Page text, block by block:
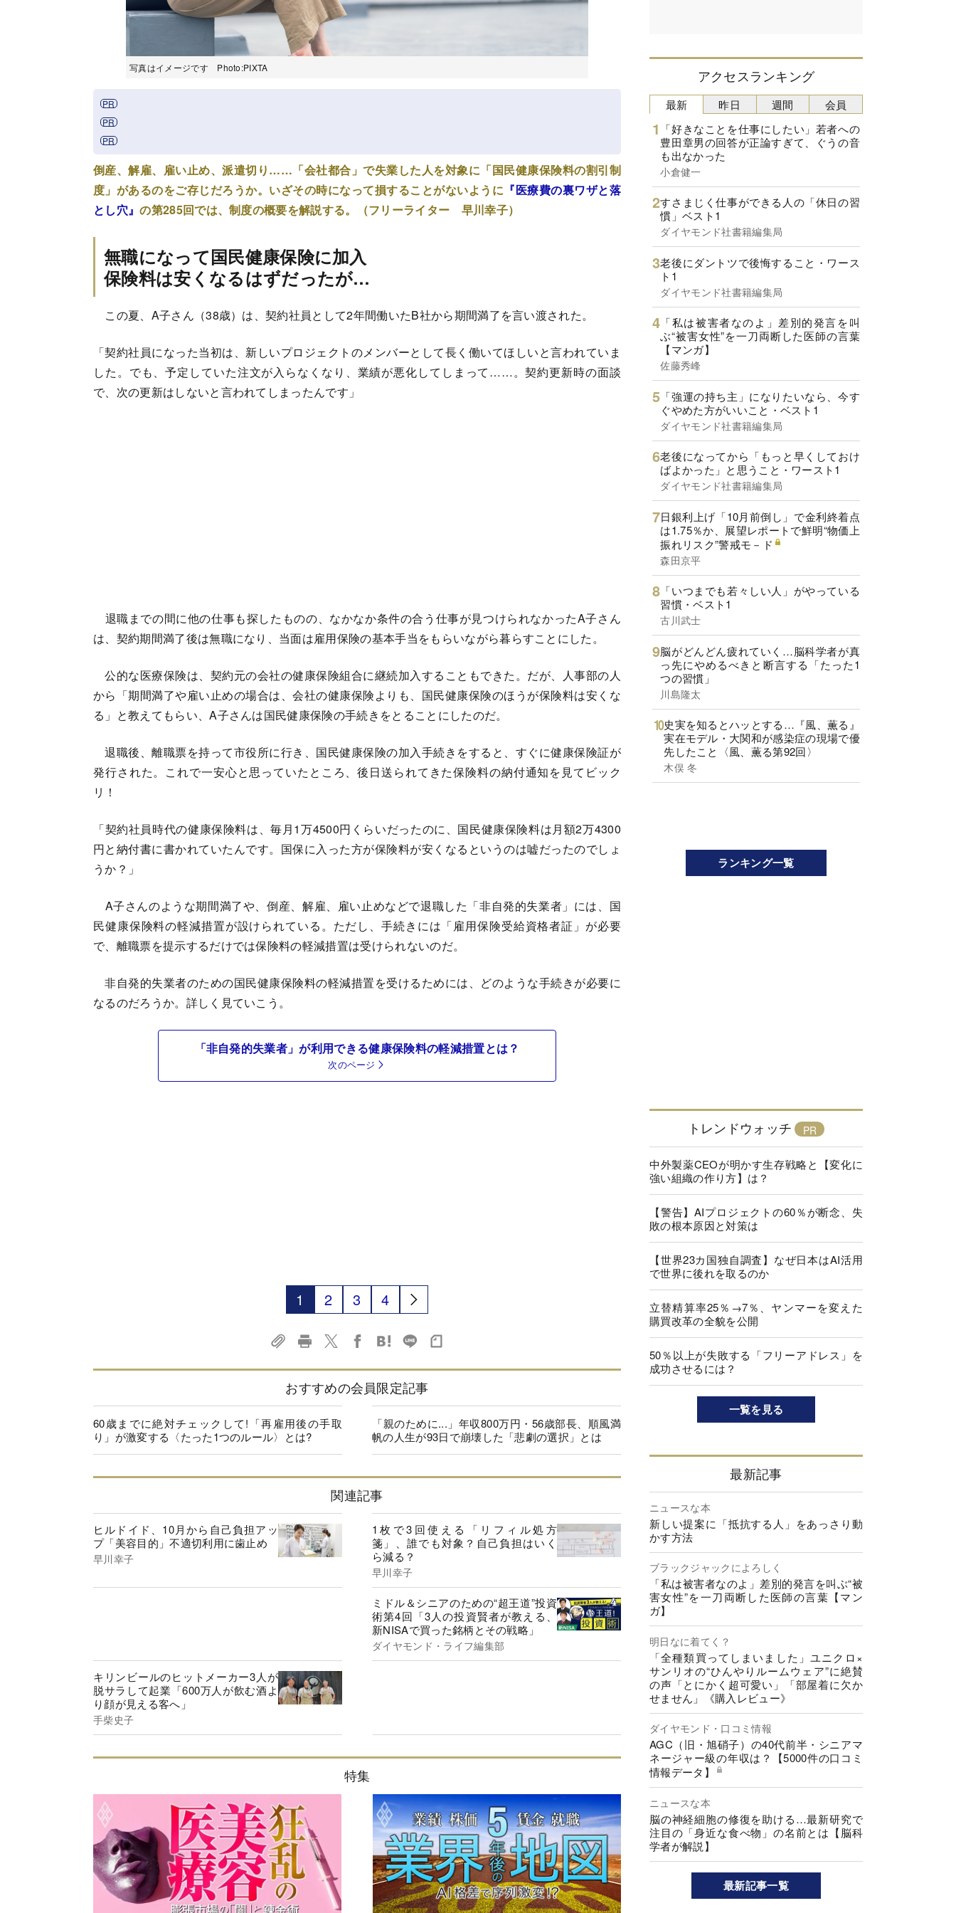
写真はイメージです Photo:PIXTA
倒産、解雇、雇い止め、派遣切り……「会社都合」で失業した人を対象に「国民健康保険料の割引制
度」があるのをご存じだろうか。いざその時になって損することがないように 『医療費の裏ワザと落
とし穴』の第285回では、制度の概要を解説する。（フリーライター 早川幸子）
無職になって国民健康保険に加入
保険料は安くなるはずだったが…
この夏、A子さん（38歳）は、契約社員として2年間働いたB社から期間満了を言い渡された。
「契約社員になった当初は、新しいプロジェクトのメンバーとして長く働いてほしいと言われていま
した。でも、予定していた注文が入らなくなり、業績が悪化してしまって……。契約更新時の面談
で、次の更新はしないと言われてしまったんです」
退職までの間に他の仕事も探したものの、なかなか条件の合う仕事が見つけられなかったA子さん
は、契約期間満了後は無職になり、当面は雇用保険の基本手当をもらいながら暮らすことにした。
公的な医療保険は、契約元の会社の健康保険組合に継続加入することもできた。だが、人事部の人
から「期間満了や雇い止めの場合は、会社の健康保険よりも、国民健康保険のほうが保険料は安くな
る」と教えてもらい、A子さんは国民健康保険の手続きをとることにしたのだ。
退職後、離職票を持って市役所に行き、国民健康保険の加入手続きをすると、すぐに健康保険証が
発行された。これで一安心と思っていたところ、後日送られてきた保険料の納付通知を見てビック
リ！
「契約社員時代の健康保険料は、毎月1万4500円くらいだったのに、国民健康保険料は月額2万4300
円と納付書に書かれていたんです。国保に入った方が保険料が安くなるというのは嘘だったのでしょ
うか？」
A子さんのような期間満了や、倒産、解雇、雇い止めなどで退職した「非自発的失業者」には、国
民健康保険料の軽減措置が設けられている。ただし、手続きには「雇用保険受給資格者証」が必要
で、離職票を提示するだけでは保険料の軽減措置は受けられないのだ。
非自発的失業者のための国民健康保険料の軽減措置を受けるためには、どのような手続きが必要に
なるのだろうか。詳しく見ていこう。
「非自発的失業者」が利用できる健康保険料の軽減措置とは？
次のページ
1 2 3 4
おすすめの会員限定記事
60歳までに絶対チェックして!「再雇用後の手取
り」が激変する〈たった1つのルール〉とは?
「親のために...」年収800万円・56歳部長、順風満
帆の人生が93日で崩壊した「悲劇の選択」とは
関連記事
ヒルドイド、10月から自己負担アッ
プ「美容目的」不適切利用に歯止め
早川幸子
1枚で3回使える「リフィル処方
箋」、誰でも対象？自己負担はいく
ら減る？
早川幸子
ミドル＆シニアのための“超王道”投資
術第4回「3人の投資賢者が教える、
新NISAで買った銘柄とその戦略」
ダイヤモンド・ライフ編集部
キリンビールのヒットメーカー3人が
脱サラして起業「600万人が飲む酒よ
り顔が見える客へ」
手柴史子
特集
アクセスランキング
最新
「好きなことを仕事にしたい」若者への
豊田章男の回答が正論すぎて、ぐうの音
も出なかった
小倉健一
すさまじく仕事ができる人の「休日の習
慣」ベスト1
ダイヤモンド社書籍編集局
老後にダントツで後悔すること・ワース
ト1
ダイヤモンド社書籍編集局
「私は被害者なのよ」差別的発言を叫
ぶ“被害女性”を一刀両断した医師の言葉
【マンガ】
佐藤秀峰
「強運の持ち主」になりたいなら、今す
ぐやめた方がいいこと・ベスト1
ダイヤモンド社書籍編集局
老後になってから「もっと早くしておけ
ばよかった」と思うこと・ワースト1
ダイヤモンド社書籍編集局
日銀利上げ「10月前倒し」で金利終着点
は1.75％か、展望レポートで鮮明“物価上
振れリスク”警戒モ－ド
森田京平
「いつまでも若々しい人」がやっている
習慣・ベスト1
古川武士
脳がどんどん疲れていく…脳科学者が真
っ先にやめるべきと断言する「たった1
つの習慣」
川島隆太
史実を知るとハッとする…『風、薫る』
実在モデル・大関和が感染症の現場で優
先したこと〈風、薫る第92回〉
木俣 冬
昨日 週間 会員
ランキング一覧
トレンドウォッチ
中外製薬CEOが明かす生存戦略と【変化に
強い組織の作り方】は？
【警告】AIプロジェクトの60％が断念、失
敗の根本原因と対策は
【世界23カ国独自調査】なぜ日本はAI活用
で世界に後れを取るのか
立替精算率25％→7％、ヤンマーを変えた
購買改革の全貌を公開
50％以上が失敗する「フリーアドレス」を
成功させるには？
一覧を見る
最新記事
ニュースな本
新しい提案に「抵抗する人」をあっさり動
かす方法
ブラックジャックによろしく
「私は被害者なのよ」差別的発言を叫ぶ“被
害女性”を一刀両断した医師の言葉【マン
ガ】
明日なに着てく？
「全種類買ってしまいました」ユニクロ×
サンリオの“ひんやりルームウェア”に絶賛
の声「とにかく超可愛い」「部屋着に欠か
せません」《購入レビュー》
ダイヤモンド・口コミ情報
AGC（旧・旭硝子）の40代前半・シニアマ
ネージャー級の年収は？【5000件の口コミ
情報データ】
ニュースな本
脳の神経細胞の修復を助ける…最新研究で
注目の「身近な食べ物」の名前とは【脳科
学者が解説】
最新記事一覧